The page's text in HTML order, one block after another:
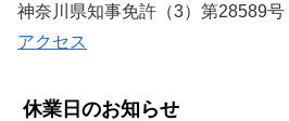
神奈川県知事免許（3）第28589号
アクセス
休業日のお知らせ